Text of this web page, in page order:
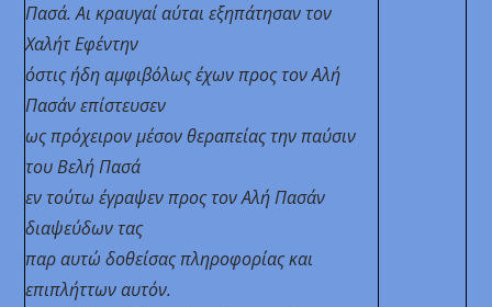
Πασά. Αι κραυγαί αύται εξηπάτησαν τον
Χαλήτ Εφέντην
όστις ήδη αμφιβόλως έχων προς τον Αλή
Πασάν επίστευσεν
ως πρόχειρον μέσον θεραπείας την παύσιν
του Βελή Πασά
εν τούτω έγραψεν προς τον Αλή Πασάν
διαψεύδων τας
παρ αυτώ δοθείσας πληροφορίας και
επιπλήττων αυτόν.